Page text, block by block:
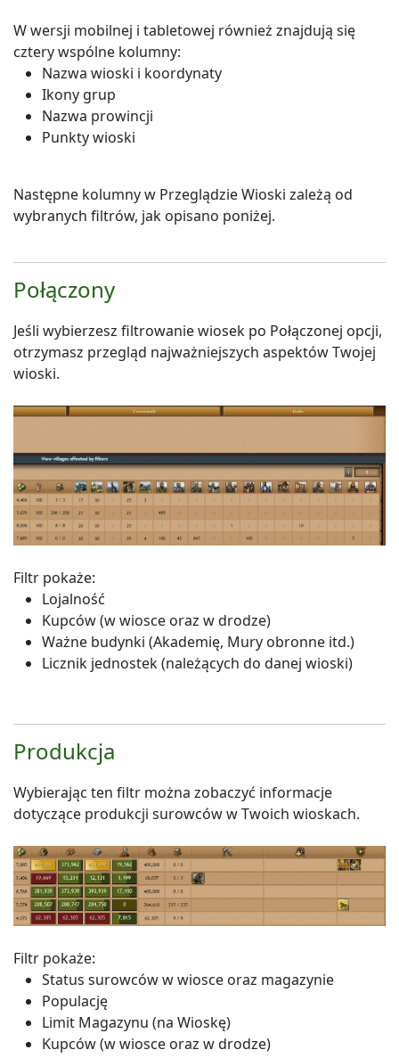
W wersji mobilnej i tabletowej również znajdują się
cztery wspólne kolumny:
Nazwa wioski i koordynaty
Ikony grup
Nazwa prowincji
Punkty wioski
Następne kolumny w Przeglądzie Wioski zależą od
wybranych filtrów, jak opisano poniżej.
Połączony
Jeśli wybierzesz filtrowanie wiosek po Połączonej opcji,
otrzymasz przegląd najważniejszych aspektów Twojej
wioski.
Filtr pokaże:
Lojalność
Kupców (w wiosce oraz w drodze)
Ważne budynki (Akademię, Mury obronne itd.)
Licznik jednostek (należących do danej wioski)
Produkcja
Wybierając ten filtr można zobaczyć informacje
dotyczące produkcji surowców w Twoich wioskach.
Filtr pokaże:
Status surowców w wiosce oraz magazynie
Populację
Limit Magazynu (na Wioskę)
Kupców (w wiosce oraz w drodze)